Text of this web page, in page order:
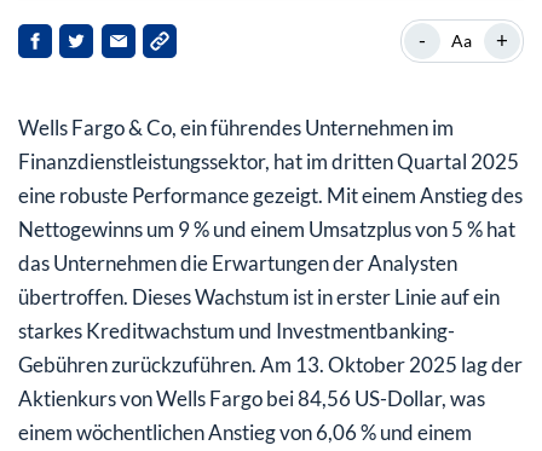
Was ist der Grund für den jüngsten Erfolg von Wells
Fargo?
im Vergleich zu den Branchenstandards ab?
Was sind die wichtigsten Finanzkennzahlen für Wells
Fargo?
Wie sieht die Zukunft für Wells Fargo aus?
- Aa +
Wells Fargo & Co, ein führendes Unternehmen im
Finanzdienstleistungssektor, hat im dritten Quartal 2025
eine robuste Performance gezeigt. Mit einem Anstieg des
Nettogewinns um 9 % und einem Umsatzplus von 5 % hat
das Unternehmen die Erwartungen der Analysten
übertroffen. Dieses Wachstum ist in erster Linie auf ein
starkes Kreditwachstum und Investmentbanking-
Gebühren zurückzuführen. Am 13. Oktober 2025 lag der
Aktienkurs von Wells Fargo bei 84,56 US-Dollar, was
einem wöchentlichen Anstieg von 6,06 % und einem